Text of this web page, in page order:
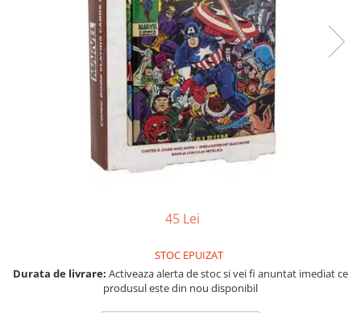
Jocuri pentru o persoana
Jocuri pentru 2 persoane
Game cunoscute
Jocuri de masa
Jocuri de societate in limba
45 Lei
STOC EPUIZAT
Durata de livrare: Activeaza alerta de stoc si vei fi anuntat imediat ce
produsul este din nou disponibil